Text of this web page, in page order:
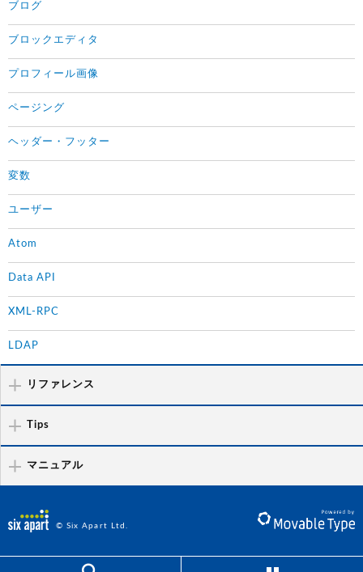
ブログ
ブロックエディタ
プロフィール画像
ページング
ヘッダー・フッター
変数
ユーザー
Atom
Data API
XML-RPC
LDAP
リファレンス
Tips
マニュアル
© Six Apart Ltd.